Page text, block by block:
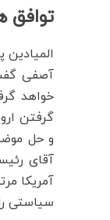
توافق
آصفی
خواهد
گرفتن
و حل
آقای
آمریکا
سیاستی